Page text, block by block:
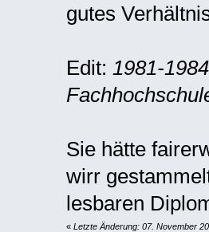
gutes
Edit: 1981-
Sie hätte
wirr
lesbaren
« Letzte Änderung: 07. November